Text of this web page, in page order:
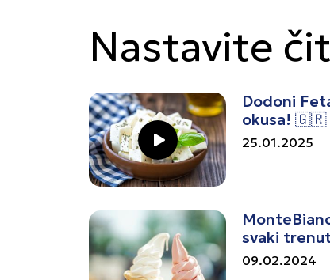
Nastavite
play_arrow
Dodoni
okusa! 🇬🇷
25.01.2025
svaki
09.02.2024